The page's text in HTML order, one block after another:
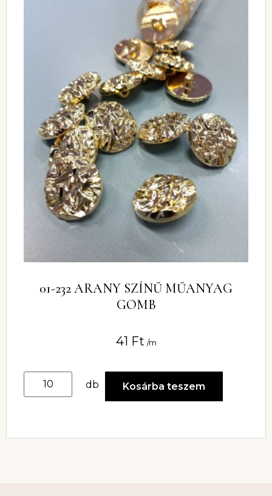
01-232 ARANY SZÍNŰ MŰANYAG
GOMB
41 Ft /m
db Kosárba teszem